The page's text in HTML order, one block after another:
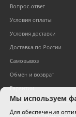
Вопрос-ответ
Условия оплаты
Условия доставки
Доставка по России
Самовывоз
Обмен и возврат
Гарантии
Мы используем
Для обеспечения